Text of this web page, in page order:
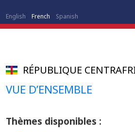
English French Spanish
RÉPUBLIQUE
VUE D’ENSEMBLE
Thèmes disponibles :